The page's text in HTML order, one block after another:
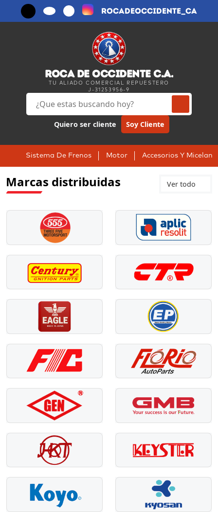
rocadeoccidente_ca
ROCA DE OCCIDENTE C.A.
TU ALIADO COMERCIAL REPUESTERO
J-31253956-9
Quiero ser cliente Soy Cliente
Sistema De Frenos Motor Accesorios Y
Marcas distribuidas Ver todo